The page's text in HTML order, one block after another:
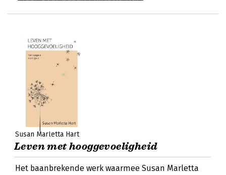
Susan Marletta Hart
Leven met hooggevoeligheid
Het baanbrekende werk waarmee Susan Marletta